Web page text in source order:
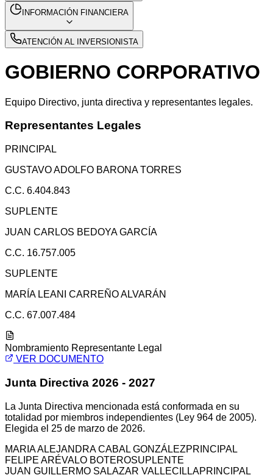
INFORMACIÓN FINANCIERA
ATENCIÓN AL INVERSIONISTA
GOBIERNO CORPORATIVO
Equipo Directivo, junta directiva y representantes legales.
Representantes Legales
PRINCIPAL
GUSTAVO ADOLFO BARONA TORRES
C.C. 6.404.843
SUPLENTE
JUAN CARLOS BEDOYA GARCÍA
C.C. 16.757.005
SUPLENTE
MARÍA LEANI CARREÑO ALVARÁN
C.C. 67.007.484
Nombramiento Representante Legal
VER DOCUMENTO
Junta Directiva 2026 - 2027
La Junta Directiva mencionada está conformada en su
totalidad por miembros independientes (Ley 964 de 2005).
Elegida el 25 de marzo de 2026.
MARIA ALEJANDRA CABAL GONZÁLEZPRINCIPAL
FELIPE ARÉVALO BOTEROSUPLENTE
JUAN GUILLERMO SALAZAR VALLECILLAPRINCIPAL